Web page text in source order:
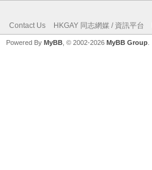
Contact Us HKGAY 同志網媒 / 資訊平台
Powered By MyBB , © 2002-2026 MyBB Group